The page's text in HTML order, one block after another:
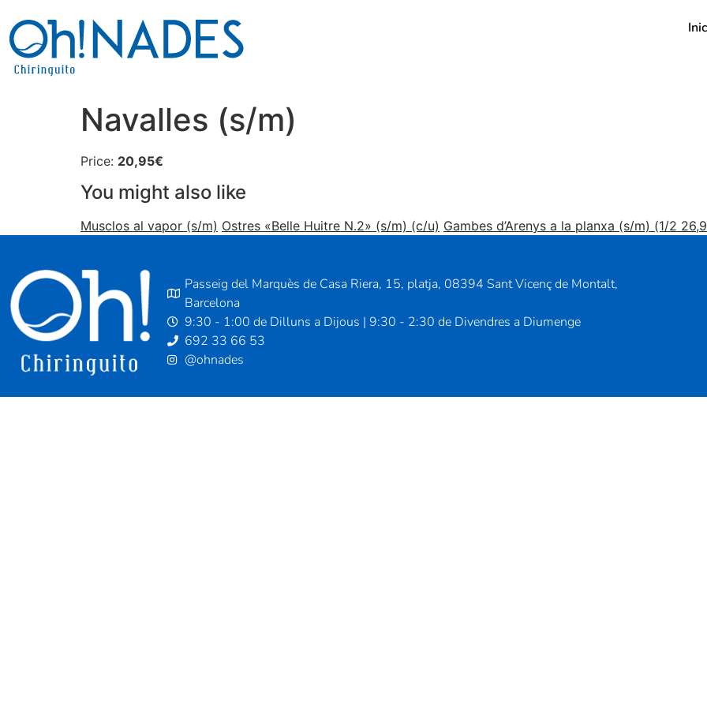
Navalles (s/m)
Price: 20,95€
You might also like
Musclos al vapor (s/m) Ostres «Belle Huitre N.2» (s/m) (c/u) Gambes d’Arenys a la planxa (s/m) (1/2
Passeig del Marquès de Casa Riera, 15, platja, 08394 Sant Vicenç de Montalt,
Barcelona
9:30 - 1:00 de Dilluns a Dijous | 9:30 - 2:30 de Divendres a Diumenge
692 33 66 53
@ohnades